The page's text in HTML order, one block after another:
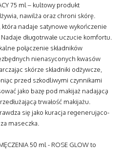
|Dostawy
Embryolisse
newslettera i otrzymaj rabat na zakupy
|
Dostawy
Embryolisse
newslettera i otrzymaj rabat na zakupy
|Dostawy
Embryolisse
newslettera i otrzymaj rabat na zakupy
|Dostawy
75 ml – kultowy produkt
nawilża oraz chroni skórę.
która nadaje satynowe wykończenie
długotrwałe uczucie komfortu.
połączenie składników
nienasyconych kwasów
skórze składniki odżywcze,
przed szkodliwymi czynnikami
jako bazę pod makijaż nadającą
trwałość makijażu.
się jako kuracja regenerująco-
maseczka.
50 ml - ROSE GLOW to